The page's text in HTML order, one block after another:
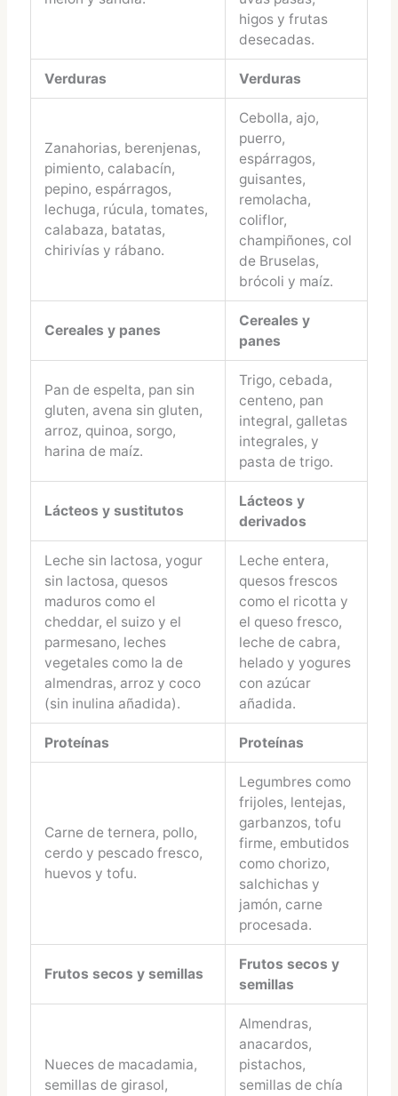
higos y frutas
desecadas.
Verduras Verduras
Zanahorias, berenjenas,
pimiento, calabacín,
pepino, espárragos,
lechuga, rúcula, tomates,
calabaza, batatas,
chirivías y rábano.
Cebolla, ajo,
puerro,
espárragos,
guisantes,
remolacha,
coliflor,
champiñones, col
de Bruselas,
brócoli y maíz.
Cereales y panes
Cereales y
panes
Pan de espelta, pan sin
gluten, avena sin gluten,
arroz, quinoa, sorgo,
harina de maíz.
Trigo, cebada,
centeno, pan
integral, galletas
integrales, y
pasta de trigo.
Lácteos y sustitutos
Lácteos y
derivados
Leche sin lactosa, yogur
sin lactosa, quesos
maduros como el
cheddar, el suizo y el
parmesano, leches
vegetales como la de
almendras, arroz y coco
(sin inulina añadida).
Leche entera,
quesos frescos
como el ricotta y
el queso fresco,
leche de cabra,
helado y yogures
con azúcar
añadida.
Proteínas Proteínas
Carne de ternera, pollo,
cerdo y pescado fresco,
huevos y tofu.
Legumbres como
frijoles, lentejas,
garbanzos, tofu
firme, embutidos
como chorizo,
salchichas y
jamón, carne
procesada.
Frutos secos y semillas
Frutos secos y
semillas
Nueces de macadamia,
semillas de girasol,
Almendras,
anacardos,
pistachos,
semillas de chía